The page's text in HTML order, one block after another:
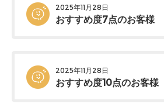
2025年11月28日
おすすめ度7点のお客様
2025年11月28日
おすすめ度10点のお客様